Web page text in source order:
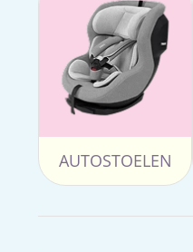
AUTOSTOELEN